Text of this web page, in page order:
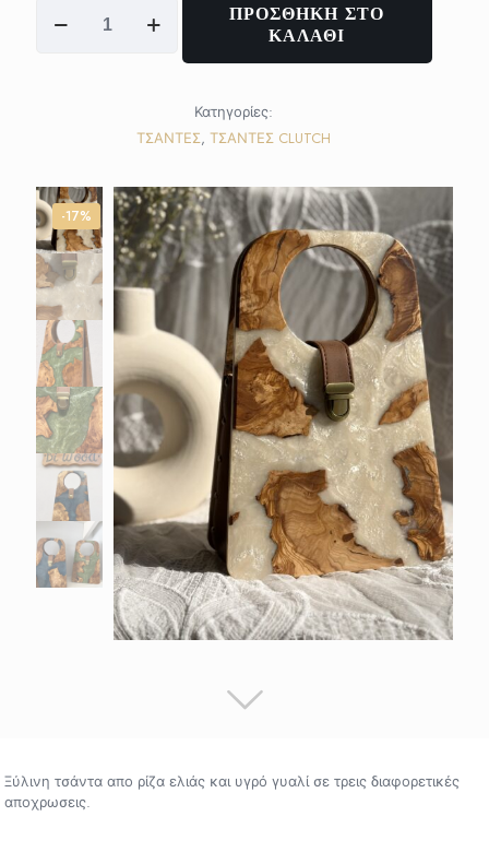
ποσότητα
ΠΡΟΣΘΗΚΗ ΣΤΟ
ΚΑΛΑΘΙ
Κατηγορίες:
ΤΣΑΝΤΕΣ,ΤΣΑΝΤΕΣ CLUTCH
-17%
Ξύλινη τσάντα απο ρίζα ελιάς και υγρό γυαλί σε τρεις διαφορετικές
αποχρωσεις.